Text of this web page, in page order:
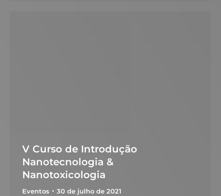
V Curso de Introdução
Nanotecnologia &
Nanotoxicologia
Eventos 30 de julho de 2021